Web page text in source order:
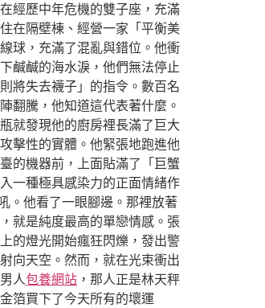
經歷中年危機的雙子座，充滿
在隔壁棟、經營一家「平衡美
球，充滿了混亂與錯位。他衝
鹹鹹的海水淚，他們無法停止
將失去襪子」的指令。數百名
翻騰，他知道這代表著什麼。
就發現他的廚房裡長滿了巨大
擊性的實體。他緊張地跑進他
的機器前，上面貼滿了「巨蟹
一種極具感染力的正面情緒作
。他看了一眼腳邊。那裡放著
就是純度最高的單戀情感。張
的燈光開始瘋狂閃爍，發出警
向天空。然而，就在光束衝出
人包養網站 ，那人正是林天秤
箔買下了今天所有的壞運